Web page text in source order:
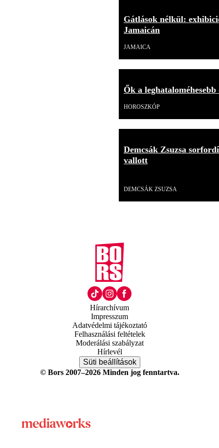
Gátlások nélkül:
Jamaicán
JAMAICA
Ők a
HOROSZKÓP
Demcsák Zsuzsa
vallott
DEMCSÁK ZSUZSA
Hírarchívum
Impresszum
Adatvédelmi tájékoztató
Felhasználási feltételek
Moderálási szabályzat
Hírlevél
Süti beállítások
© Bors 2007–2026 Minden jog fenntartva.